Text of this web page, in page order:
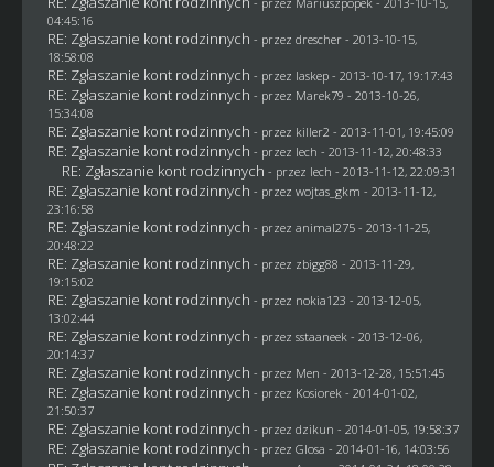
04:45:16
RE: Zgłaszanie kont rodzinnych - przez drescher- 2013-10-15,
18:58:08
RE: Zgłaszanie kont rodzinnych - przez laskep- 2013-10-17, 19:17:43
RE: Zgłaszanie kont rodzinnych - przez Marek79 - 2013-10-26,
15:34:08
RE: Zgłaszanie kont rodzinnych - przez killer2 - 2013-11-01, 19:45:09
RE: Zgłaszanie kont rodzinnych - przez lech - 2013-11-12, 20:48:33
RE: Zgłaszanie kont rodzinnych - przez lech - 2013-11-12, 22:09:31
RE: Zgłaszanie kont rodzinnych - przez wojtas_gkm - 2013-11-12,
23:16:58
RE: Zgłaszanie kont rodzinnych - przez animal275 - 2013-11-25,
20:48:22
RE: Zgłaszanie kont rodzinnych - przez zbigg88 - 2013-11-29,
19:15:02
RE: Zgłaszanie kont rodzinnych - przez nokia123 - 2013-12-05,
13:02:44
RE: Zgłaszanie kont rodzinnych - przez sstaaneek- 2013-12-06,
20:14:37
RE: Zgłaszanie kont rodzinnych - przez Men - 2013-12-28, 15:51:45
RE: Zgłaszanie kont rodzinnych - przez Kosiorek- 2014-01-02,
21:50:37
RE: Zgłaszanie kont rodzinnych - przez dzikun - 2014-01-05, 19:58:37
RE: Zgłaszanie kont rodzinnych - przez Glosa - 2014-01-16, 14:03:56